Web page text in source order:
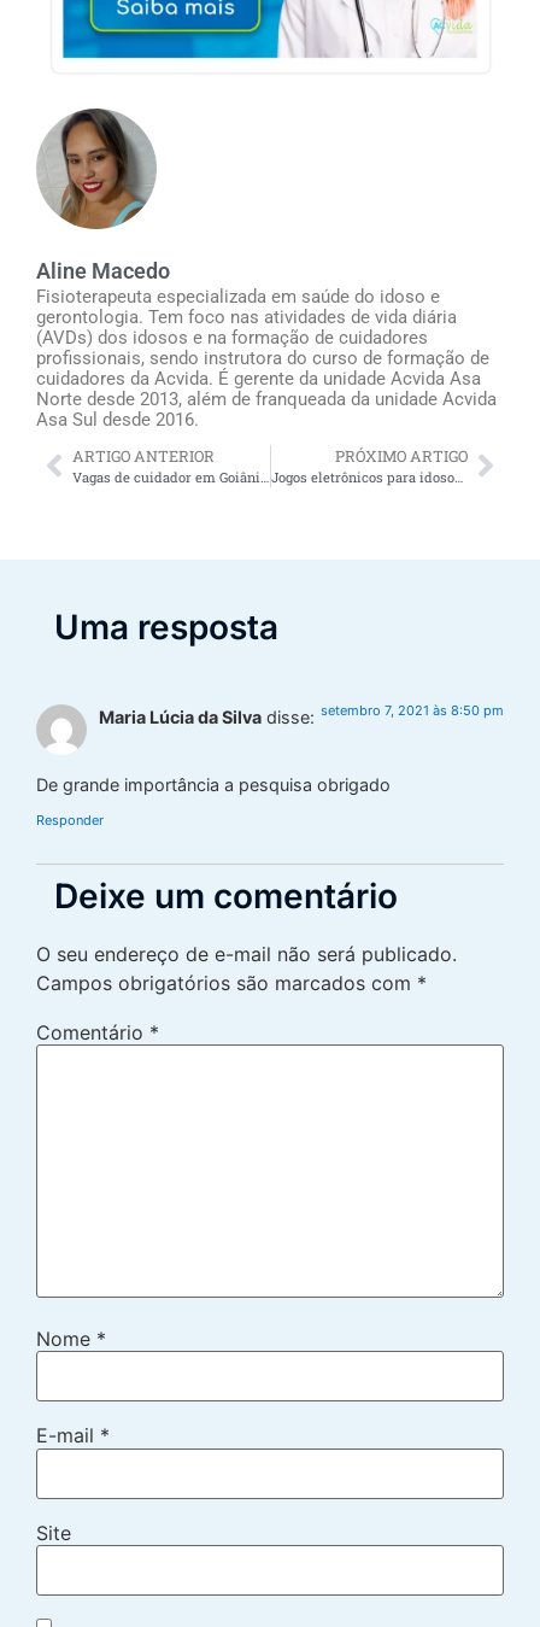
Aline Macedo
Fisioterapeuta especializada em saúde do idoso e
gerontologia. Tem foco nas atividades de vida diária
(AVDs) dos idosos e na formação de cuidadores
profissionais, sendo instrutora do curso de formação de
cuidadores da Acvida. É gerente da unidade Acvida Asa
Norte desde 2013, além de franqueada da unidade Acvida
Asa Sul desde 2016.
ARTIGO ANTERIOR PRÓXIMO ARTIGO
Jogos eletrônicos para idosos podem melhorar o raciocínio e diminuir o declínio cognitivo? Confira e surpreenda-se
Uma resposta
Maria Lúcia da Silva disse: setembro 7, 2021 às 8:50 pm
De grande importância a pesquisa obrigado
Responder
Deixe um comentário
O seu endereço de e-mail não será publicado.
Campos obrigatórios são marcados com *
Comentário *
Nome *
E-mail *
Site